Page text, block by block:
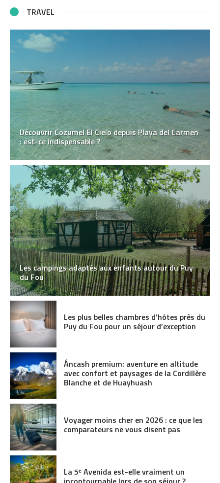
TRAVEL
Découvrir Cozumel El Cielo depuis Playa del Carmen
: est-ce indispensable ?
Les campings adaptés aux enfants autour du Puy
du Fou
Les plus belles chambres d’hôtes près du
Puy du Fou pour un séjour d’exception
Áncash premium: aventure en altitude
avec confort et paysages de la Cordillère
Blanche et de Huayhuash
Voyager moins cher en 2026 : ce que les
comparateurs ne vous disent pas
La 5ᵉ Avenida est-elle vraiment un